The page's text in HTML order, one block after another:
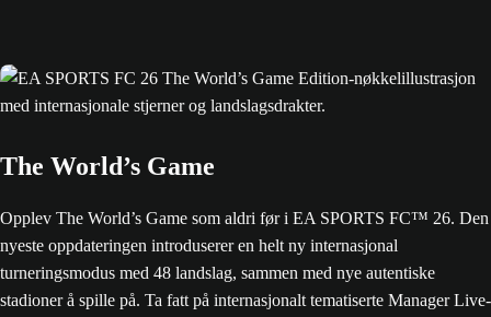
The World’s Game
Opplev The World’s Game som aldri før i EA SPORTS FC™ 26. Den
nyeste oppdateringen introduserer en helt ny internasjonal
turneringsmodus med 48 landslag, sammen med nye autentiske
stadioner å spille på. Ta fatt på internasjonalt tematiserte Manager Live-